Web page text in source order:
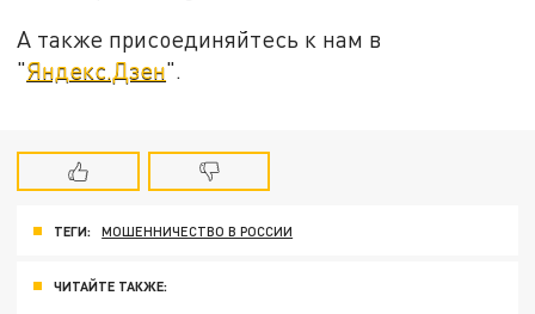
А также присоединяйтесь к нам в
"Яндекс.Дзен".
ТЕГИ: МОШЕННИЧЕСТВО В РОССИИ
ЧИТАЙТЕ ТАКЖЕ: